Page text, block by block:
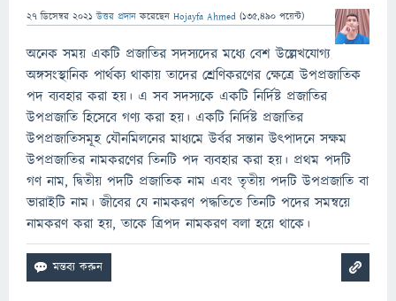
27 ডিসেম্বর 2021 উত্তর প্রদান করেছেন Hojayfa Ahmed (135,490 পয়েন্ট)
অনেক সময় একটি প্রজাতির সদস্যদের মধ্যে বেশ উল্লেখযোগ্য
অঙ্গসংস্থানিক পার্থক্য থাকায় তাদের শ্রেণিকরণের ক্ষেত্রে উপপ্রজাতিক
পদ ব্যবহার করা হয়। এ সব সদস্যকে একটি নির্দিষ্ট প্রজাতির
উপপ্রজাতি হিসেবে গণ্য করা হয়। একটি নির্দিষ্ট প্রজাতির
উপপ্রজাতিসমূহ যৌনমিলনের মাধ্যমে উর্বর সন্তান উৎপাদনে সক্ষম
উপপ্রজাতির নামকরণের তিনটি পদ ব্যবহার করা হয়। প্রথম পদটি
গণ নাম, দ্বিতীয় পদটি প্রজাতিক নাম এবং তৃতীয় পদটি উপপ্রজাতি বা
ভারাইটি নাম। জীবের যে নামকরণ পদ্ধতিতে তিনটি পদের সমন্বয়ে
নামকরণ করা হয়, তাকে ত্রিপদ নামকরণ বলা হয়ে থাকে।